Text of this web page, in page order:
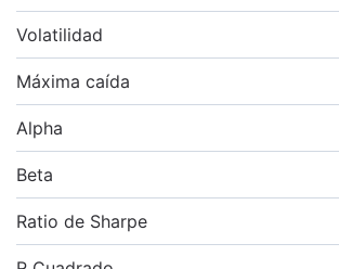
Volatilidad
Máxima caída
Alpha
Beta
Ratio de Sharpe